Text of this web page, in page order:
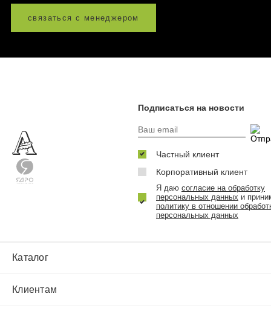
связаться с менеджером
Каталог
Клиентам
Подписаться на новости
Частный клиент
Корпоративный клиент
Я даю согласие на обработку
персональных данных и
политику в отношении
персональных данных